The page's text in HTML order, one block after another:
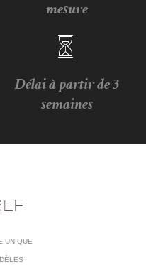
mesure
Délai à partir de 3
semaines
UNIQUE